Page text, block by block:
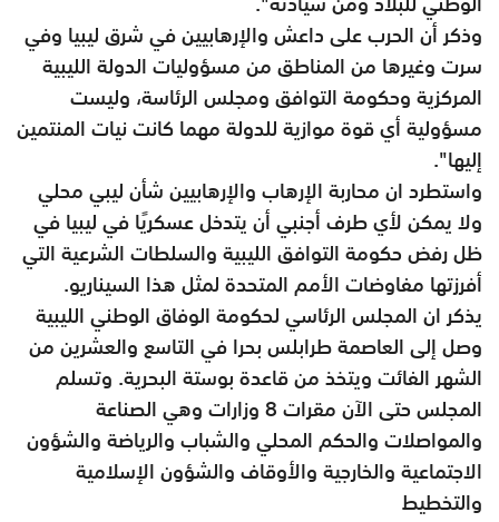
وذكر أن الحرب على داعش والإرهابيين في شرق ليبيا وفي
سرت وغيرها من المناطق من مسؤوليات الدولة الليبية
المركزية وحكومة التوافق ومجلس الرئاسة، وليست
مسؤولية أي قوة موازية للدولة مهما كانت نيات المنتمين
إليها".
واستطرد ان محاربة الإرهاب والإرهابيين شأن ليبي محلي
ولا يمكن لأي طرف أجنبي أن يتدخل عسكريًا في ليبيا في
ظل رفض حكومة التوافق الليبية والسلطات الشرعية التي
أفرزتها مفاوضات الأمم المتحدة لمثل هذا السيناريو.
يذكر ان المجلس الرئاسي لحكومة الوفاق الوطني الليبية
وصل إلى العاصمة طرابلس بحرا في التاسع والعشرين من
الشهر الفائت ويتخذ من قاعدة بوستة البحرية. وتسلم
المجلس حتى الآن مقرات 8 وزارات وهي الصناعة
والمواصلات والحكم المحلي والشباب والرياضة والشؤون
الاجتماعية والخارجية والأوقاف والشؤون الإسلامية
والتخطيط